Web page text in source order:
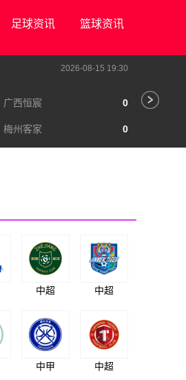
足球资讯 篮球资讯
2026-08-15 19:30
广西恒宸 0
梅州客家 0
中超 中超
中甲 中超